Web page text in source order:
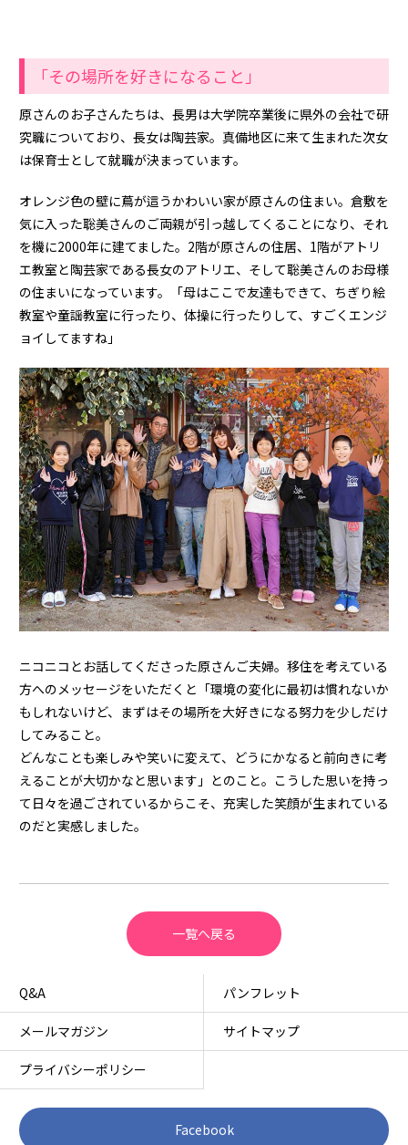
「その場所を好きになること」
原さんのお子さんたちは、長男は大学院卒業後に県外の会社で研
究職についており、長女は陶芸家。真備地区に来て生まれた次女
は保育士として就職が決まっています。
オレンジ色の壁に蔦が這うかわいい家が原さんの住まい。倉敷を
気に入った聡美さんのご両親が引っ越してくることになり、それ
を機に2000年に建てました。2階が原さんの住居、1階がアトリ
エ教室と陶芸家である長女のアトリエ、そして聡美さんのお母様
の住まいになっています。「母はここで友達もできて、ちぎり絵
教室や童謡教室に行ったり、体操に行ったりして、すごくエンジ
ョイしてますね」
ニコニコとお話してくださった原さんご夫婦。移住を考えている
方へのメッセージをいただくと「環境の変化に最初は慣れないか
もしれないけど、まずはその場所を大好きになる努力を少しだけ
してみること。
どんなことも楽しみや笑いに変えて、どうにかなると前向きに考
えることが大切かなと思います」とのこと。こうした思いを持っ
て日々を過ごされているからこそ、充実した笑顔が生まれている
のだと実感しました。
一覧へ戻る
Q&A パンフレット
メールマガジン サイトマップ
プライバシーポリシー
Facebook